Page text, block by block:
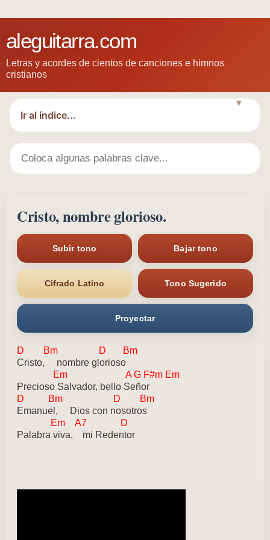
aleguitarra.com
Letras y acordes de cientos de canciones e himnos
cristianos
▼
Cristo, nombre glorioso.
Subir tono Bajar tono
Cifrado Latino Tono Sugerido
Proyectar
D Bm D Bm
Cristo, nombre glorioso
Em A G F#m Em
Precioso Salvador, bello Señor
D Bm D Bm
Emanuel, Dios con nosotros
Em A7 D
Palabra viva, mi Redentor